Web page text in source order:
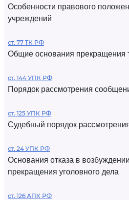
Особенности правового
учреждений
ст. 77 ТК РФ
Общие основания прекращения
ст. 144 УПК РФ
Порядок рассмотрения
ст. 125 УПК РФ
Судебный порядок
ст. 24 УПК РФ
Основания отказа в
прекращения уголовного дела
ст. 126 АПК РФ